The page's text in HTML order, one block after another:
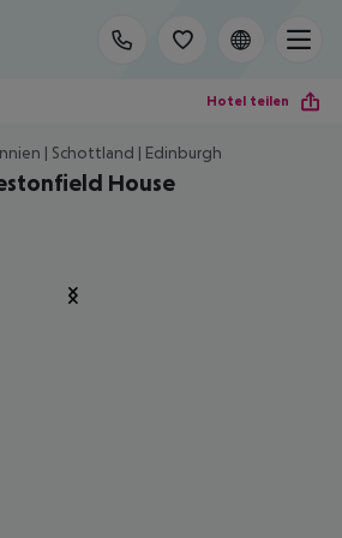
Hotel teilen
| Schottland | Edinburgh
House